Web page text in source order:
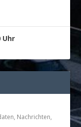
Uhr
, Nachrichten,